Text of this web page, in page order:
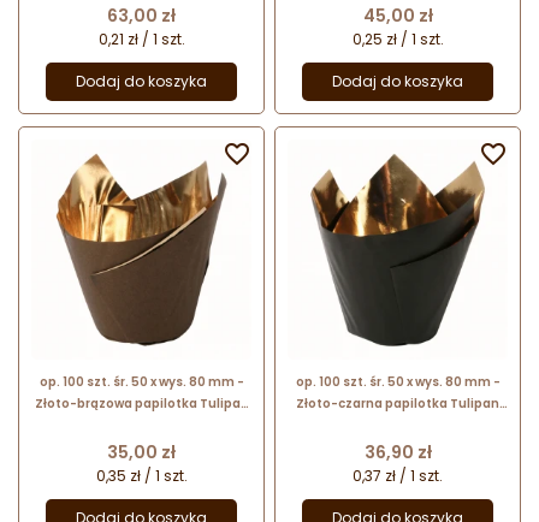
mini muffinek
Cena
63,00 zł
0,21 zł / 1 szt.
Dodaj do koszyka
muffinek
Cena
45,00 zł
0,25 zł / 1 szt.
Dodaj do koszyka
op. 100 szt. śr. 50 x wys. 80 mm -
Złoto-brązowa papilotka Tulipan
wypieku muffinek
Cena
35,00 zł
0,35 zł / 1 szt.

op. 100 szt. śr. 50 x wys. 80 mm -
Złoto-czarna papilotka Tulipan
wypieku muffinek
Cena
36,90 zł
0,37 zł / 1 szt.
